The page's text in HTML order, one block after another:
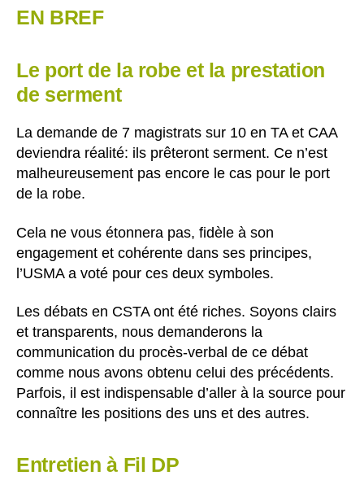
EN BREF
Le port de la robe et la prestation
de serment
La demande de 7 magistrats sur 10 en TA et CAA
deviendra réalité: ils prêteront serment. Ce n’est
malheureusement pas encore le cas pour le port
de la robe.
Cela ne vous étonnera pas, fidèle à son
engagement et cohérente dans ses principes,
l’USMA a voté pour ces deux symboles.
Les débats en CSTA ont été riches. Soyons clairs
et transparents, nous demanderons la
communication du procès-verbal de ce débat
comme nous avons obtenu celui des précédents.
Parfois, il est indispensable d’aller à la source pour
connaître les positions des uns et des autres.
Entretien à Fil DP